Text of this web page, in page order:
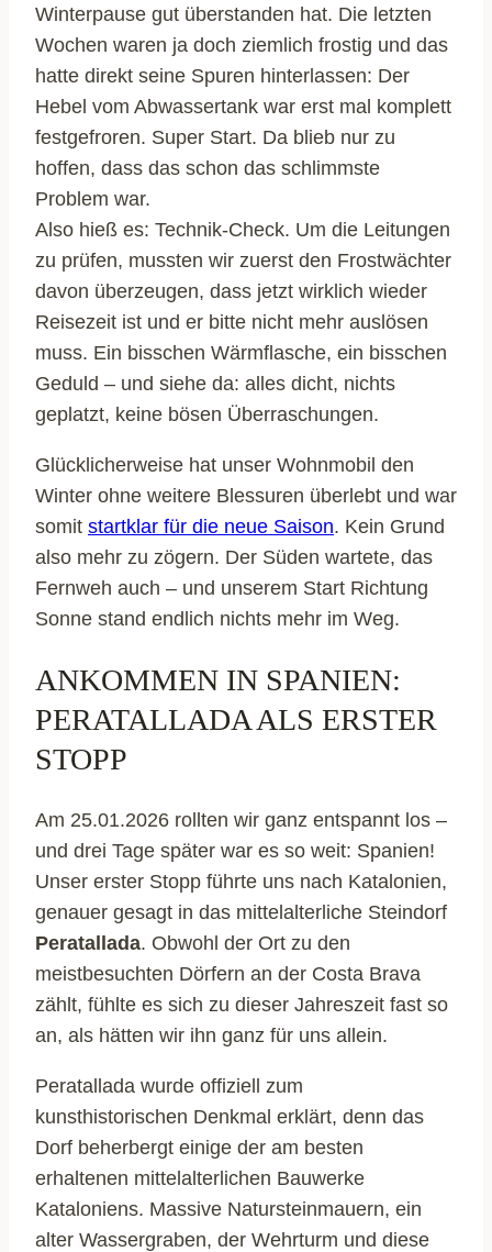
Winterpause gut überstanden hat. Die letzten
Wochen waren ja doch ziemlich frostig und das
hatte direkt seine Spuren hinterlassen: Der
Hebel vom Abwassertank war erst mal komplett
festgefroren. Super Start. Da blieb nur zu
hoffen, dass das schon das schlimmste
Problem war.
Also hieß es: Technik-Check. Um die Leitungen
zu prüfen, mussten wir zuerst den Frostwächter
davon überzeugen, dass jetzt wirklich wieder
Reisezeit ist und er bitte nicht mehr auslösen
muss. Ein bisschen Wärmflasche, ein bisschen
Geduld – und siehe da: alles dicht, nichts
geplatzt, keine bösen Überraschungen.
Glücklicherweise hat unser Wohnmobil den
Winter ohne weitere Blessuren überlebt und war
somit startklar für die neue Saison. Kein Grund
also mehr zu zögern. Der Süden wartete, das
Fernweh auch – und unserem Start Richtung
Sonne stand endlich nichts mehr im Weg.
ANKOMMEN IN SPANIEN:
PERATALLADA ALS ERSTER
STOPP
Am 25.01.2026 rollten wir ganz entspannt los –
und drei Tage später war es so weit: Spanien!
Unser erster Stopp führte uns nach Katalonien,
genauer gesagt in das mittelalterliche Steindorf
Peratallada. Obwohl der Ort zu den
meistbesuchten Dörfern an der Costa Brava
zählt, fühlte es sich zu dieser Jahreszeit fast so
an, als hätten wir ihn ganz für uns allein.
Peratallada wurde offiziell zum
kunsthistorischen Denkmal erklärt, denn das
Dorf beherbergt einige der am besten
erhaltenen mittelalterlichen Bauwerke
Kataloniens. Massive Natursteinmauern, ein
alter Wassergraben, der Wehrturm und diese